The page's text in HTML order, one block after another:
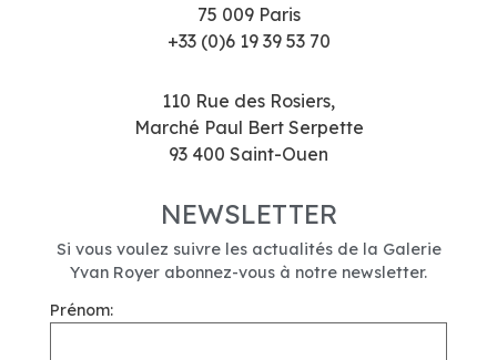
75 009 Paris
+33 (0)6 19 39 53 70
110 Rue des Rosiers,
Marché Paul Bert Serpette
93 400 Saint-Ouen
NEWSLETTER
Si vous voulez suivre les actualités de la Galerie
Yvan Royer abonnez-vous à notre newsletter.
Prénom: